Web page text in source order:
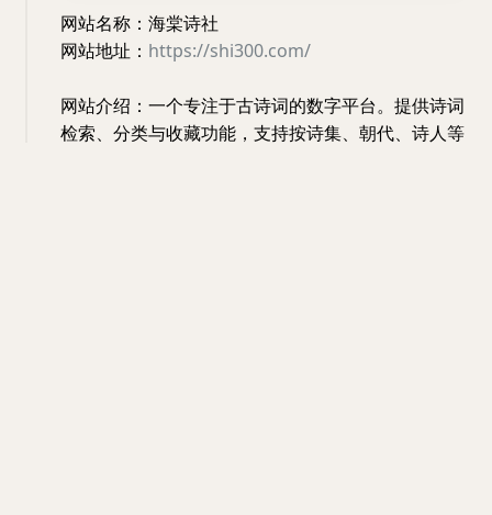
网站名称：海棠诗社
网站地址： https://shi300.com/
网站介绍：一个专注于古诗词的数字平台。提供诗词
检索、分类与收藏功能，支持按诗集、朝代、诗人等